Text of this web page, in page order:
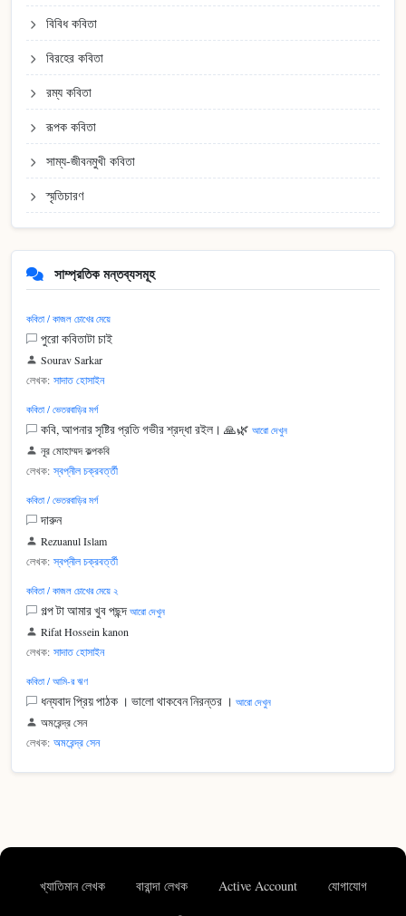
বিবিধ কবিতা
বিরহের কবিতা
রম্য কবিতা
রূপক কবিতা
সাম্য-জীবনমুখী কবিতা
স্মৃতিচারণ
সাম্প্রতিক মন্তব্যসমূহ
কবিতা / কাজল চোখের মেয়ে
পুরো কবিতাটা চাই
Sourav Sarkar
লেখক: সাদাত হোসাইন
কবিতা / ভেতরবাড়ির মর্গ
কবি, আপনার সৃষ্টির প্রতি গভীর শ্রদ্ধা রইল। 🙏🌿 আরো দেখুন
নূর মোহাম্মদ কল্পকবি
লেখক: স্বপ্নীল চক্রবর্ত্তী
কবিতা / ভেতরবাড়ির মর্গ
দারুন
Rezuanul Islam
লেখক: স্বপ্নীল চক্রবর্ত্তী
কবিতা / কাজল চোখের মেয়ে ২
গল্প টা আমার খুব পছন্দ আরো দেখুন
Rifat Hossein kanon
লেখক: সাদাত হোসাইন
কবিতা / আমি-র ঋণ
ধন্যবাদ প্রিয় পাঠক । ভালো থাকবেন নিরন্তর । আরো দেখুন
অমরেন্দ্র সেন
লেখক: অমরেন্দ্র সেন
খ্যাতিমান লেখক বারান্দা লেখক Active Account যোগাযোগ